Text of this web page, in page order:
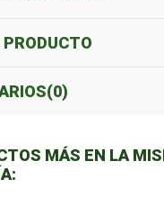
PRODUCTO
MÁS EN LA